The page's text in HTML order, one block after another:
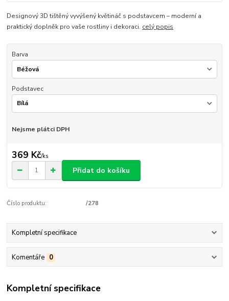
Designový 3D tištěný vyvýšený květináč s podstavcem – moderní a
praktický doplněk pro vaše rostliny i dekoraci. celý popis
Barva
Podstavec
Nejsme plátci DPH
369 Kč/ks
Přidat do košíku
Číslo produktu: /278
Kompletní specifikace
Komentáře 0
Kompletní specifikace